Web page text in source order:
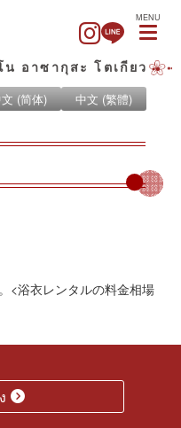
น อาซากุสะ โตเกียว
(简体) 中文 (繁體)
MENU
<浴衣レンタルの料金相場